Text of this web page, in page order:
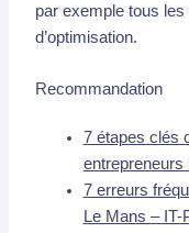
par exemple tous
d’optimisation.
Recommandation
7 étapes clés
entrepreneurs
7 erreurs
Le Mans – IT-